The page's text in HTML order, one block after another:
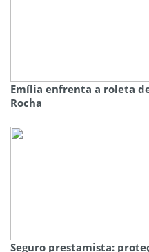
Emília enfrenta a roleta
Rocha
Seguro prestamista: